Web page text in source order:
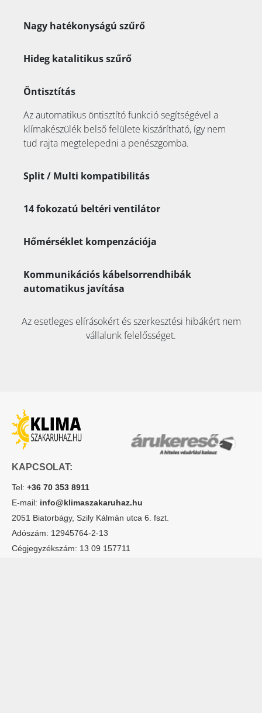
Nagy hatékonyságú szűrő
Hideg katalitikus szűrő
Öntisztítás
Az automatikus öntisztító funkció segítségével a
klímakészülék belső felülete kiszárítható, így nem
tud rajta megtelepedni a penészgomba.
Split / Multi kompatibilitás
14 fokozatú beltéri ventilátor
Hőmérséklet kompenzációja
Kommunikációs kábelsorrendhibák
automatikus javítása
Az esetleges elírásokért és szerkesztési hibákért nem
vállalunk felelősséget.
KAPCSOLAT:
Tel: +36 70 353 8911
E-mail: info@klimaszakaruhaz.hu
2051 Biatorbágy, Szily Kálmán utca 6. fszt.
Adószám: 12945764-2-13
Cégjegyzékszám: 13 09 157711